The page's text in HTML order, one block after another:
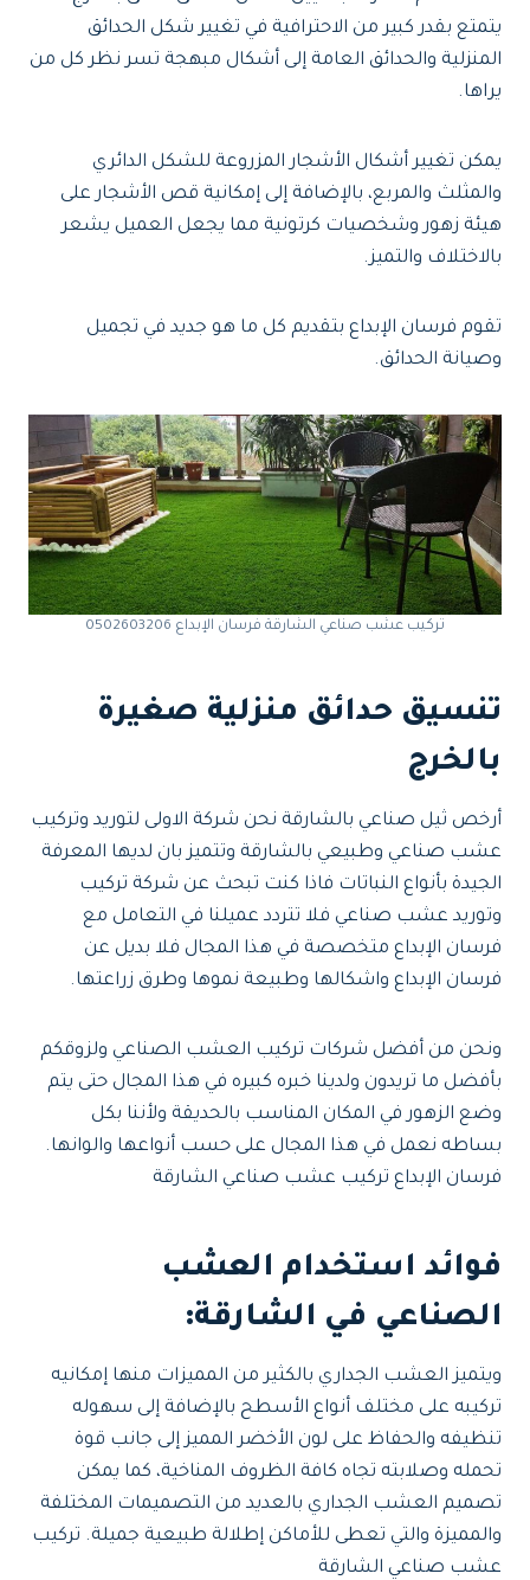
يتمتع بقدر كبير من الاحترافية في تغيير شكل الحدائق
المنزلية والحدائق العامة إلى أشكال مبهجة تسر نظر كل من
يراها.
يمكن تغيير أشكال الأشجار المزروعة للشكل الدائري
والمثلث والمربع، بالإضافة إلى إمكانية قص الأشجار على
هيئة زهور وشخصيات كرتونية مما يجعل العميل يشعر
بالاختلاف والتميز.
تقوم فرسان الإبداع بتقديم كل ما هو جديد في تجميل
وصيانة الحدائق.
تركيب عشب صناعي الشارقة فرسان الإبداع 0502603206
تنسيق حدائق منزلية صغيرة
بالخرج
أرخص ثيل صناعي بالشارقة نحن شركة الاولى لتوريد وتركيب
عشب صناعي وطبيعي بالشارقة وتتميز بان لديها المعرفة
الجيدة بأنواع النباتات فاذا كنت تبحث عن شركة تركيب
وتوريد عشب صناعي فلا تتردد عميلنا في التعامل مع
فرسان الإبداع متخصصة في هذا المجال فلا بديل عن
فرسان الإبداع واشكالها وطبيعة نموها وطرق زراعتها.
ونحن من أفضل شركات تركيب العشب الصناعي ولزوقكم
بأفضل ما تريدون ولدينا خبره كبيره في هذا المجال حتى يتم
وضع الزهور في المكان المناسب بالحديقة ولأننا بكل
بساطه نعمل في هذا المجال على حسب أنواعها والوانها.
فرسان الإبداع تركيب عشب صناعي الشارقة
فوائد استخدام العشب
الصناعي في الشارقة:
ويتميز العشب الجداري بالكثير من المميزات منها إمكانيه
تركيبه على مختلف أنواع الأسطح بالإضافة إلى سهوله
تنظيفه والحفاظ على لون الأخضر المميز إلى جانب قوة
تحمله وصلابته تجاه كافة الظروف المناخية، كما يمكن
تصميم العشب الجداري بالعديد من التصميمات المختلفة
والمميزة والتي تعطى للأماكن إطلالة طبيعية جميلة. تركيب
عشب صناعي الشارقة